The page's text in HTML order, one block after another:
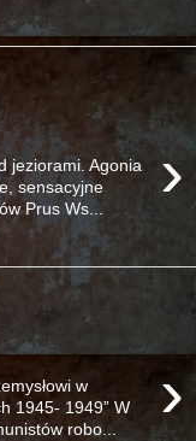
›
jeziorami. Agonia
sensacyjne
Prus Ws...
›
w
1945- 1949” W
robo...